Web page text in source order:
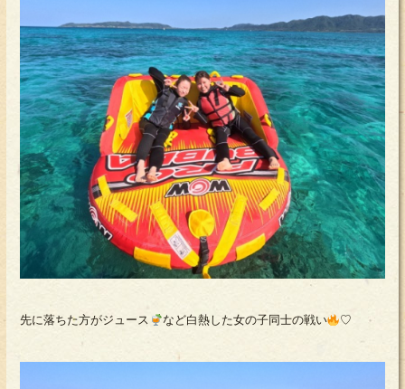
先に落ちた方がジュース など白熱した女の子同士の戦い ♡